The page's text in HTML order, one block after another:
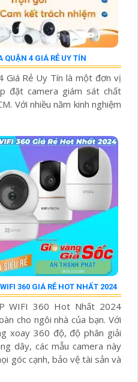
QUẬN 4 GIÁ RẺ UY TÍN
Giá Rẻ Uy Tín là một đơn vị
đặt camera giám sát chất
Với nhiều năm kinh nghiệm
360 GIÁ RẺ HOT NHẤT 2024
WIFI 360 Hot Nhất 2024
cho ngôi nhà của bạn. Với
xoay 360 độ, độ phân giải
dây, các mẫu camera này
góc cạnh, bảo vệ tài sản và